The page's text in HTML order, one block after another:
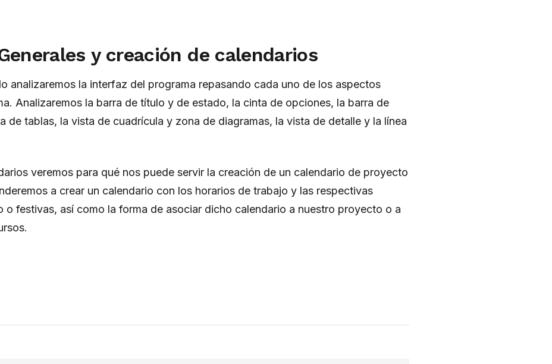
y creación de calendarios
analizaremos la interfaz del programa repasando cada uno de los aspectos
Analizaremos la barra de título y de estado, la cinta de opciones, la barra de
de tablas, la vista de cuadrícula y zona de diagramas, la vista de detalle y la línea
veremos para qué nos puede servir la creación de un calendario de proyecto
a crear un calendario con los horarios de trabajo y las respectivas
o festivas, así como la forma de asociar dicho calendario a nuestro proyecto o a